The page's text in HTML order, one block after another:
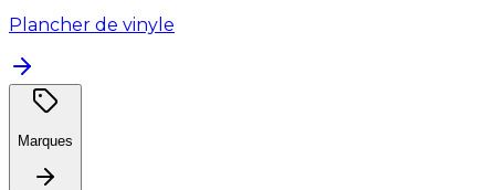
Plancher de vinyle
Marques